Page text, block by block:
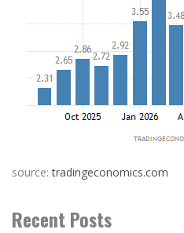
source:tradingeconomics.com
Recent Posts